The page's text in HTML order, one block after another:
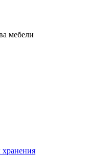
мебели
хранения